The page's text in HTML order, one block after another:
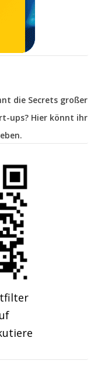
die Secrets großer
ups? Hier könnt ihr